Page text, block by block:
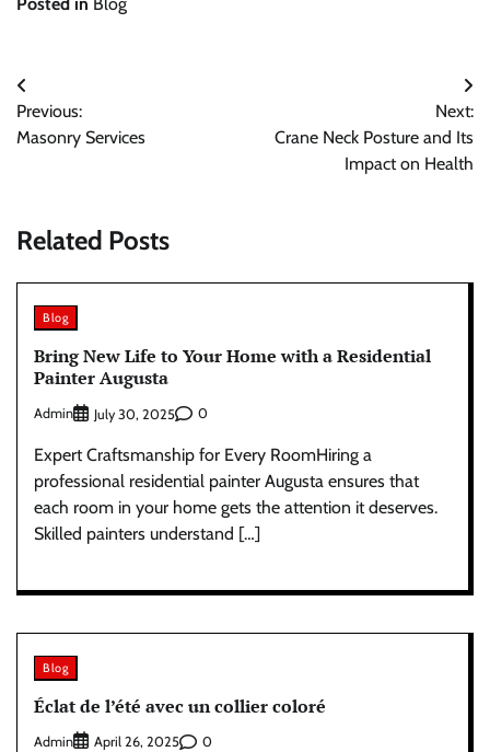
Post
navigation
Previous:
Masonry Services
Next:
Crane Neck Posture and Its
Impact on Health
Related Posts
Blog
Bring New Life to Your Home with a Residential
Painter Augusta
Admin July 30, 2025 0
Expert Craftsmanship for Every RoomHiring a
professional residential painter Augusta ensures that
each room in your home gets the attention it deserves.
Skilled painters understand […]
Blog
Éclat de l’été avec un collier coloré
Admin April 26, 2025 0